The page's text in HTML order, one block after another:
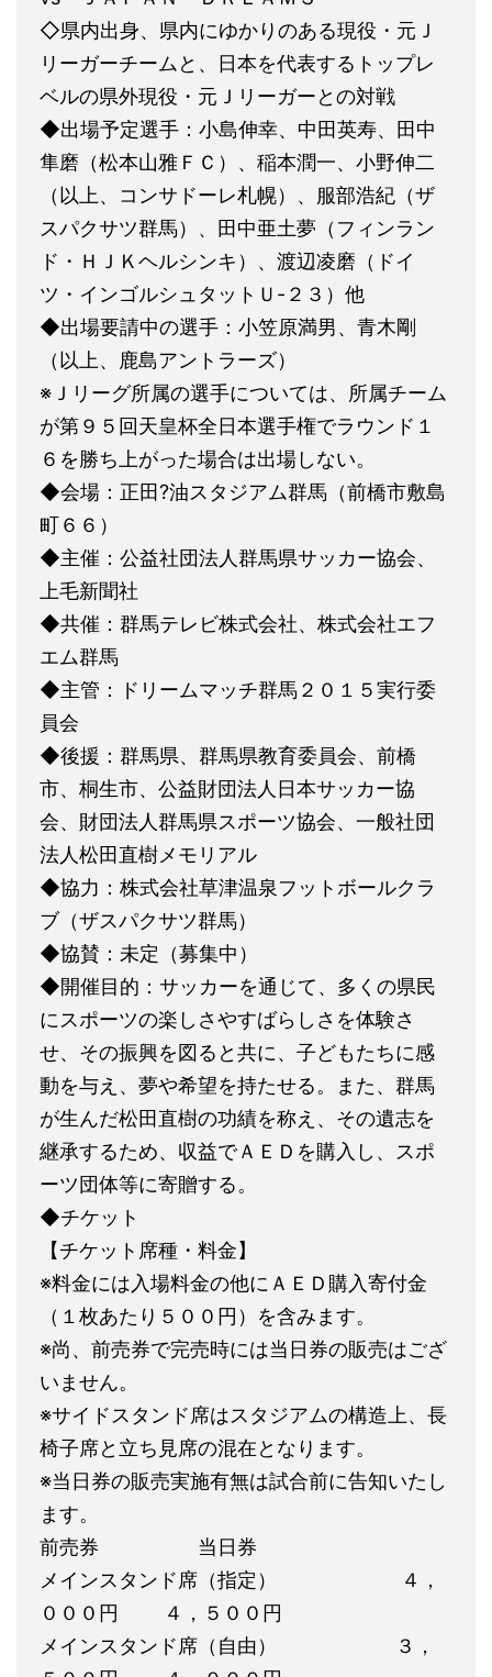
◇県内出身、県内にゆかりのある現役・元Ｊ
リーガーチームと、日本を代表するトップレ
ベルの県外現役・元Ｊリーガーとの対戦
◆出場予定選手：小島伸幸、中田英寿、田中
隼磨（松本山雅ＦＣ）、稲本潤一、小野伸二
（以上、コンサドーレ札幌）、服部浩紀（ザ
スパクサツ群馬）、田中亜土夢（フィンラン
ド・ＨＪＫヘルシンキ）、渡辺凌磨（ドイ
ツ・インゴルシュタットＵ-２３）他
◆出場要請中の選手：小笠原満男、青木剛
（以上、鹿島アントラーズ）
※Ｊリーグ所属の選手については、所属チーム
が第９５回天皇杯全日本選手権でラウンド１
６を勝ち上がった場合は出場しない。
◆会場：正田?油スタジアム群馬（前橋市敷島
町６６）
◆主催：公益社団法人群馬県サッカー協会、
上毛新聞社
◆共催：群馬テレビ株式会社、株式会社エフ
エム群馬
◆主管：ドリームマッチ群馬２０１５実行委
員会
◆後援：群馬県、群馬県教育委員会、前橋
市、桐生市、公益財団法人日本サッカー協
会、財団法人群馬県スポーツ協会、一般社団
法人松田直樹メモリアル
◆協力：株式会社草津温泉フットボールクラ
ブ（ザスパクサツ群馬）
◆協賛：未定（募集中）
◆開催目的：サッカーを通じて、多くの県民
にスポーツの楽しさやすばらしさを体験さ
せ、その振興を図ると共に、子どもたちに感
動を与え、夢や希望を持たせる。また、群馬
が生んだ松田直樹の功績を称え、その遺志を
継承するため、収益でＡＥＤを購入し、スポ
ーツ団体等に寄贈する。
◆チケット
【チケット席種・料金】
※料金には入場料金の他にＡＥＤ購入寄付金
（１枚あたり５００円）を含みます。
※尚、前売券で完売時には当日券の販売はござ
いません。
※サイドスタンド席はスタジアムの構造上、長
椅子席と立ち見席の混在となります。
※当日券の販売実施有無は試合前に告知いたし
ます。
前売券 当日券
メインスタンド席（指定） ４，
０００円 ４，５００円
メインスタンド席（自由） ３，